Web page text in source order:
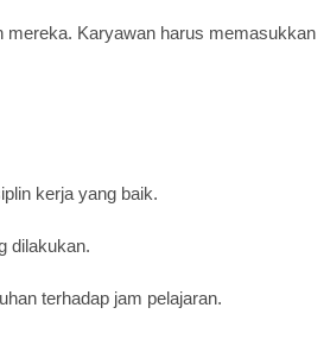
mereka. Karyawan harus memasukkan
kerja yang baik.
dilakukan.
terhadap jam pelajaran.